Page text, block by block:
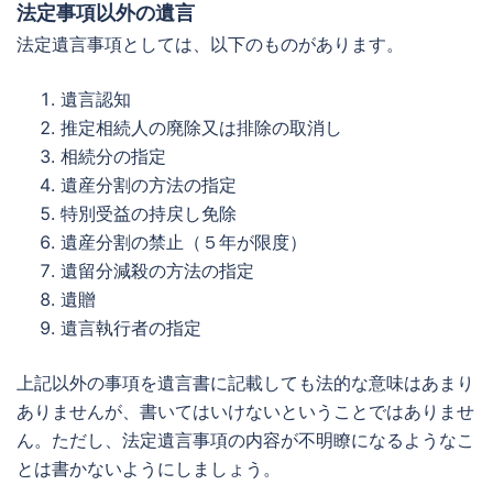
法定事項以外の遺言
法定遺言事項としては、以下のものがあります。
遺言認知
推定相続人の廃除又は排除の取消し
相続分の指定
遺産分割の方法の指定
特別受益の持戻し免除
遺産分割の禁止（５年が限度）
遺留分減殺の方法の指定
遺贈
遺言執行者の指定
上記以外の事項を遺言書に記載しても法的な意味はあまり
ありませんが、書いてはいけないということではありませ
ん。ただし、法定遺言事項の内容が不明瞭になるようなこ
とは書かないようにしましょう。